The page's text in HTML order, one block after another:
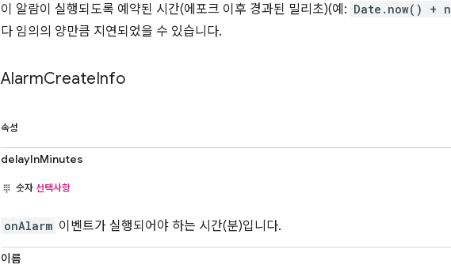
이 알람이 실행되도록 예약된 시간(에포크 이후 경과된 밀리초)(예: Date.now() + n
다 임의의 양만큼 지연되었을 수 있습니다.
AlarmCreateInfo
속성
delayInMinutes
숫자 선택사항
onAlarm 이벤트가 실행되어야 하는 시간(분)입니다.
이름